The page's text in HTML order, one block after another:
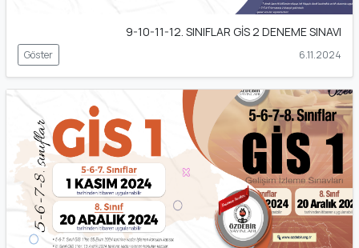
9-10-11-12. SINIFLAR GİS 2 DENEME SINAVI
Göster 6.11.2024